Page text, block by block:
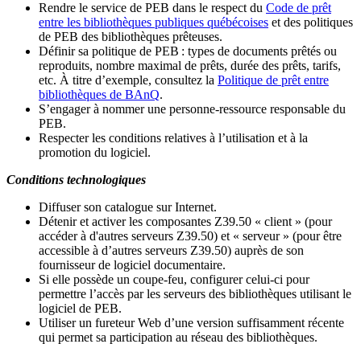
Rendre le service de PEB dans le respect du Code de prêt
entre les bibliothèques publiques québécoises et des politiques
de PEB des bibliothèques prêteuses.
Définir sa politique de PEB : types de documents prêtés ou
reproduits, nombre maximal de prêts, durée des prêts, tarifs,
etc. À titre d’exemple, consultez la Politique de prêt entre
bibliothèques de BAnQ.
S’engager à nommer une personne-ressource responsable du
PEB.
Respecter les conditions relatives à l’utilisation et à la
promotion du logiciel.
Conditions technologiques
Diffuser son catalogue sur Internet.
Détenir et activer les composantes Z39.50 « client » (pour
accéder à d'autres serveurs Z39.50) et « serveur » (pour être
accessible à d’autres serveurs Z39.50) auprès de son
fournisseur de logiciel documentaire.
Si elle possède un coupe-feu, configurer celui-ci pour
permettre l’accès par les serveurs des bibliothèques utilisant le
logiciel de PEB.
Utiliser un fureteur Web d’une version suffisamment récente
qui permet sa participation au réseau des bibliothèques.